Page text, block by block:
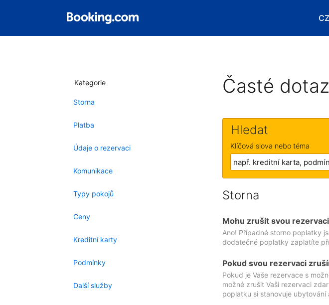
Kategorie
Storna
Platba
Údaje o rezervaci
Komunikace
Typy pokojů
Ceny
Kreditní karty
Podmínky
Další služby
Časté
Hledat
Klíčová slova nebo téma
Storna
Mohu zrušit svou
Ano! Případné storno poplatky
dodatečné poplatky zaplatíte
Pokud svou rezervaci
Pokud je Vaše rezervace s
možné zrušit Vaši rezervaci
poplatku si stanovuje